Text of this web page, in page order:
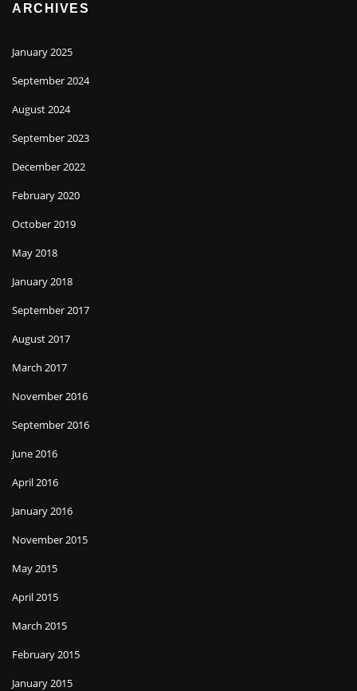
ARCHIVES
January 2025
September 2024
August 2024
September 2023
December 2022
February 2020
October 2019
May 2018
January 2018
September 2017
August 2017
March 2017
November 2016
September 2016
June 2016
April 2016
January 2016
November 2015
May 2015
April 2015
March 2015
February 2015
January 2015